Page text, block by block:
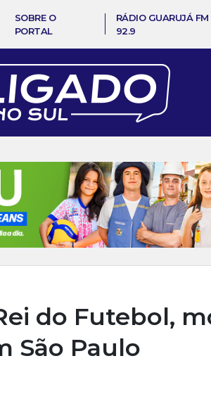
SOBRE O
PORTAL
RÁDIO GUARUJÁ FM
92.9
do Futebol,
São Paulo